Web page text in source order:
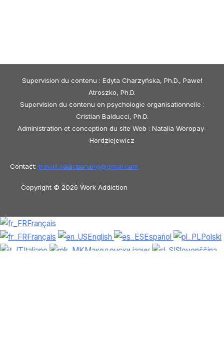
Supervision du contenu : Edyta Charzyńska, Ph.D., Paweł
Atroszko, Ph.D.
Supervision du contenu en psychologie organisationnelle :
Cristian Balducci, Ph.D.
Administration et conception du site Web : Natalia Woropay-
Hordziejewicz
Contact:travail.addiction.org@gmail.com
Copyright © 2026 Work Addiction
Français
Français
English Español
Polski
Italiano
Македонски јазик
Slovenščina